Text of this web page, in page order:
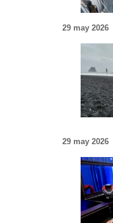
29 may 2026
29 may 2026